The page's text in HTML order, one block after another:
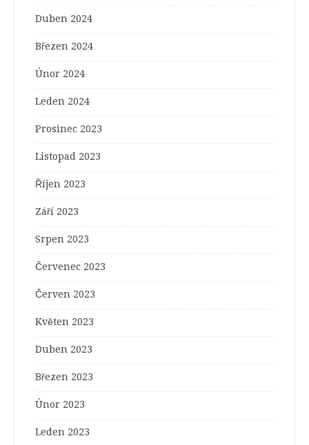
Duben 2024
Březen 2024
Únor 2024
Leden 2024
Prosinec 2023
Listopad 2023
Říjen 2023
Září 2023
Srpen 2023
Červenec 2023
Červen 2023
Květen 2023
Duben 2023
Březen 2023
Únor 2023
Leden 2023